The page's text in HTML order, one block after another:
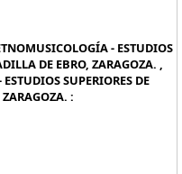
- ESTUDIOS
DE EBRO, ZARAGOZA. ,
SUPERIORES DE
: